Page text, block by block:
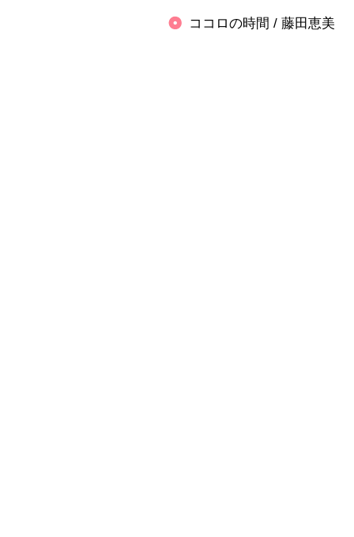
ココロの時間 / 藤田恵